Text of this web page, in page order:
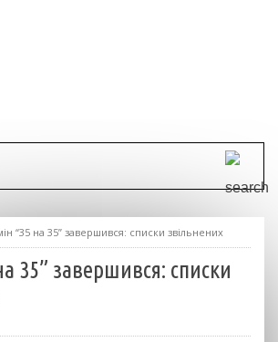
“35 на 35” завершився: списки звільнених
35” завершився: списки